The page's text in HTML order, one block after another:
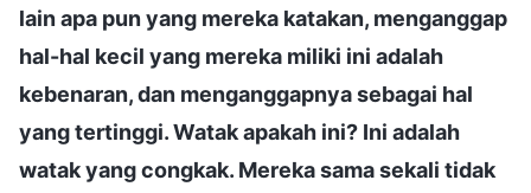
lain apa pun yang mereka katakan, menganggap
hal-hal kecil yang mereka miliki ini adalah
kebenaran, dan menganggapnya sebagai hal
yang tertinggi. Watak apakah ini? Ini adalah
watak yang congkak. Mereka sama sekali tidak